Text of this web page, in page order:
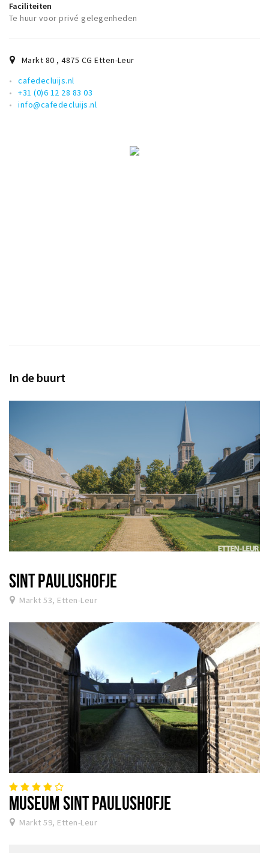
Faciliteiten
Te huur voor privé gelegenheden
Markt 80 ,4875 CGEtten-Leur
cafedecluijs.nl
+31 (0)6 12 28 83 03
info@cafedecluijs.nl
In de buurt
SINT PAULUSHOFJE
Markt 53, Etten-Leur
MUSEUM SINT PAULUSHOFJE
Markt 59, Etten-Leur